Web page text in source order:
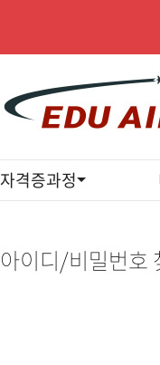
자격증과정
디/
비
아이디/비밀번호